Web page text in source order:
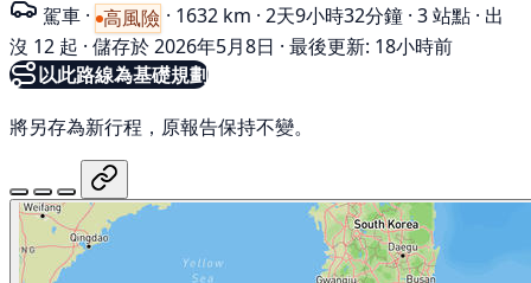
駕車 · 高風險 · 1632 km · 2天9小時32分鐘 · 3 站點 · 出
沒 12 起 · 儲存於 2026年5月8日 · 最後更新: 18小時前
以此路線為基礎規劃
將另存為新行程，原報告保持不變。